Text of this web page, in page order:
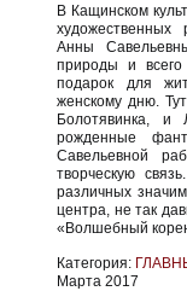
В Кащинском
художественных
Анны
природы и
подарок для
женскому дню.
Болотявинка, и
рожденные
Савельевной
творческую
различных
центра, не так
«Волшебный
Категория:
Марта 2017